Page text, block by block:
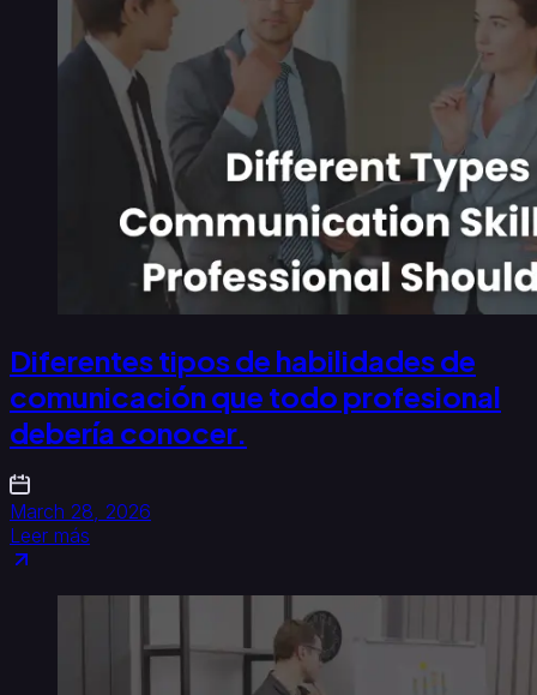
Diferentes tipos de habilidades de
comunicación que todo profesional
debería conocer.
March 28, 2026
Leer más